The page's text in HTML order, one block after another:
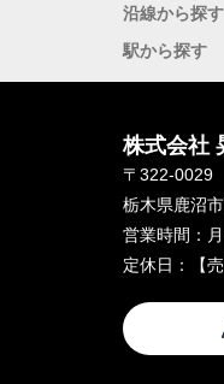
沿線から探す
駅から探す
株式会社
〒322-0029
栃木県鹿沼
営業時間：
定休日：
【